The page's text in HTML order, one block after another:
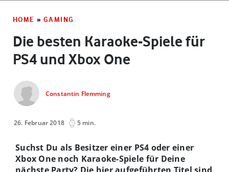
HOME » GAMING
Die besten Karaoke-Spiele für
PS4 und Xbox One
Constantin Flemming
26. Februar 2018 5 min.
Suchst Du als Besitzer einer PS4 oder einer
Xbox One noch Karaoke-Spiele für Deine
nächste Party? Die hier aufgeführten Titel sind